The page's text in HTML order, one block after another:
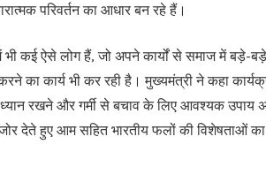
परिवर्तन का आधार बन रहे हैं।
कई ऐसे लोग हैं, जो अपने कार्यों से समाज में बड़े-बड़े
का कार्य भी कर रही है। मुख्यमंत्री ने कहा
ध्यान रखने और गर्मी से बचाव के लिए आवश्यक उपाय
जोर देते हुए आम सहित भारतीय फलों की विशेषताओं